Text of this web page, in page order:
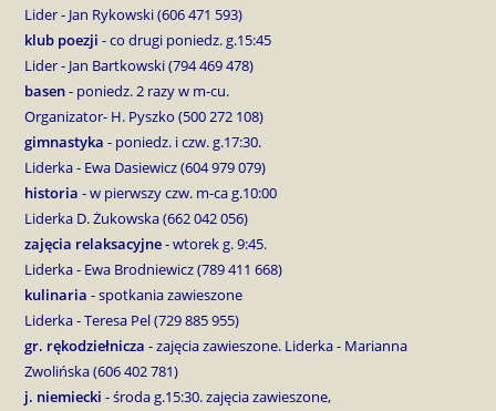
Lider - Jan Rykowski (606 471 593)
klub poezji - co drugi poniedz. g.15:45
Lider - Jan Bartkowski (794 469 478)
basen- poniedz. 2 razy w m-cu.
Organizator- H. Pyszko (500 272 108)
gimnastyka - poniedz. i czw. g.17:30.
Liderka - Ewa Dasiewicz (604 979 079)
historia- w pierwszy czw. m-ca g.10:00
Liderka D. Żukowska (662 042 056)
zajęcia relaksacyjne- wtorek g. 9:45.
Liderka - Ewa Brodniewicz (789 411 668)
kulinaria - spotkania zawieszone
Liderka - Teresa Pel (729 885 955)
gr. rękodziełnicza - zajęcia zawieszone. Liderka - Marianna
Zwolińska (606 402 781)
j. niemiecki - środa g.15:30. zajęcia zawieszone,